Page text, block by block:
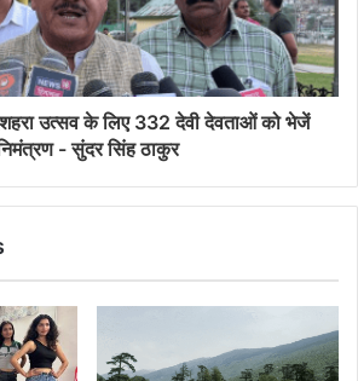
उत्सव के लिए 332 देवी देवताओं को भेजें
- सुंदर सिंह ठाकुर